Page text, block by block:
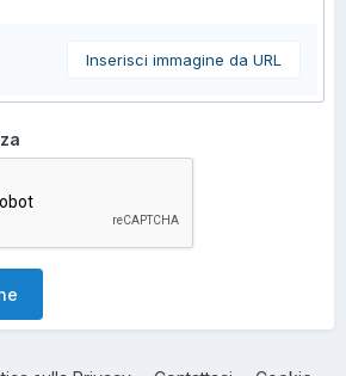
Inserisci immagine da URL